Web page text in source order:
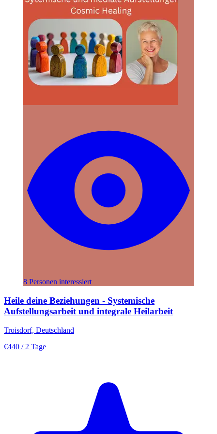
8 Personen interessiert
Heile deine Beziehungen - Systemische
Aufstellungsarbeit und integrale Heilarbeit
Troisdorf, Deutschland
€440 / 2 Tage